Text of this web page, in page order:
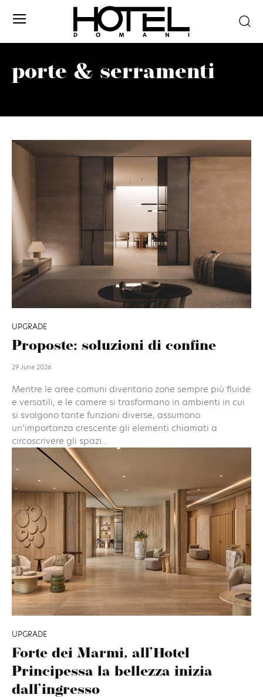
porte & serramenti
UPGRADE
Proposte: soluzioni di confine
29 June 2026
Mentre le aree comuni diventano zone sempre più fluide
e versatili, e le camere si trasformano in ambienti in cui
si svolgono tante funzioni diverse, assumono
un’importanza crescente gli elementi chiamati a
circoscrivere gli spazi...
UPGRADE
Forte dei Marmi, all’Hotel
Principessa la bellezza inizia
dall’ingresso